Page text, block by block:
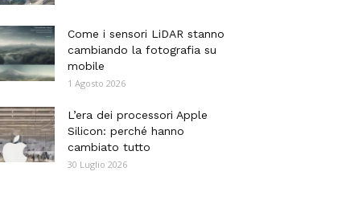
Come i sensori LiDAR stanno
cambiando la fotografia su
mobile
1 Agosto 2026
L’era dei processori Apple
Silicon: perché hanno
cambiato tutto
30 Luglio 2026